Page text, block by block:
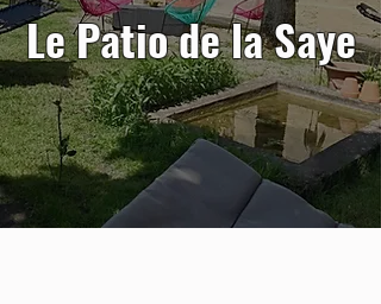
Le Patio de la Saye